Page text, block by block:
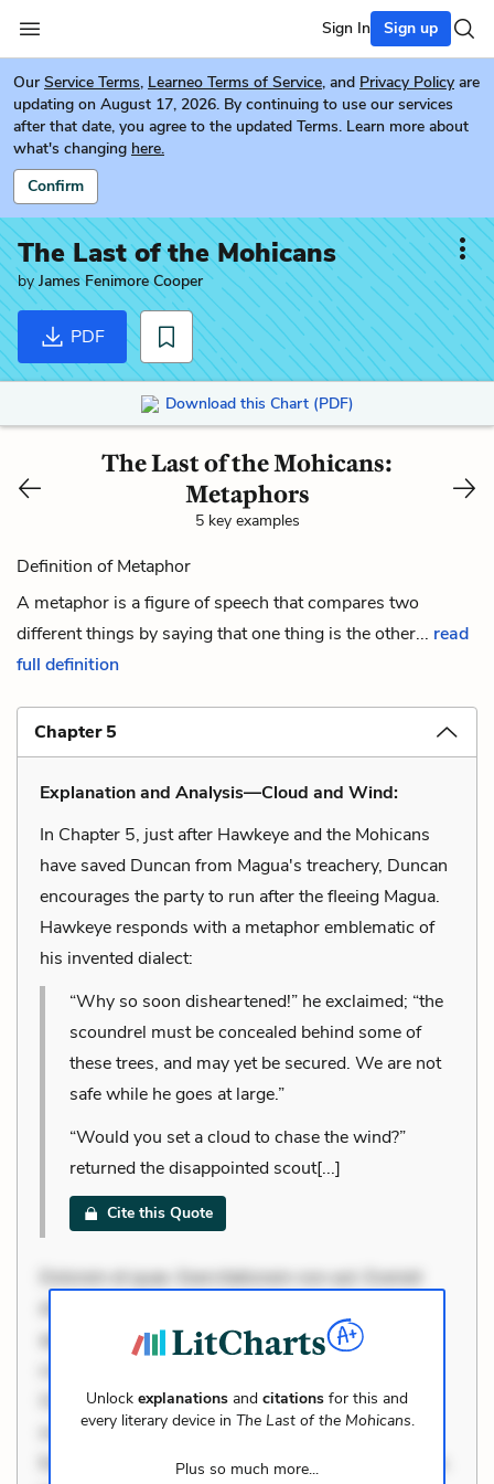
Sign In Sign up
Our Service Terms, Learneo Terms of Service, and Privacy Policy are
updating on August 17, 2026. By continuing to use our services
after that date, you agree to the updated Terms. Learn more about
what's changing here.
Confirm
The Last of the Mohicans
byJames Fenimore Cooper
PDF
Download this Chart (PDF)
The Last of the Mohicans:
Metaphors
5 key examples
Definition of Metaphor
A metaphor is a figure of speech that compares two
different things by saying that one thing is the other... read
full definition
Chapter 5
Explanation and Analysis—Cloud and Wind:
In Chapter 5, just after Hawkeye and the Mohicans
have saved Duncan from Magua's treachery, Duncan
encourages the party to run after the fleeing Magua.
Hawkeye responds with a metaphor emblematic of
his invented dialect:
“Why so soon disheartened!” he exclaimed; “the
scoundrel must be concealed behind some of
these trees, and may yet be secured. We are not
safe while he goes at large.”
“Would you set a cloud to chase the wind?”
returned the disappointed scout[...]
Cite this Quote
Dolorem et quae. Exercitationem non aut. Eveniet
dolor non. Incidunt dolores sunt. Ad dolor at. Quia
aperiam eligendi. Ut veniam voluptatem. Aperiam
Occaecati ea suscipit. Optio ut iste. Voluptas aut
occaecati. Accusantium recusandae voluptates.
Explicabo minus tempore. Nostrum dolor asperiores.
Unlock explanations and citations for this and
every literary device in The Last of the Mohicans.
Plus so much more...